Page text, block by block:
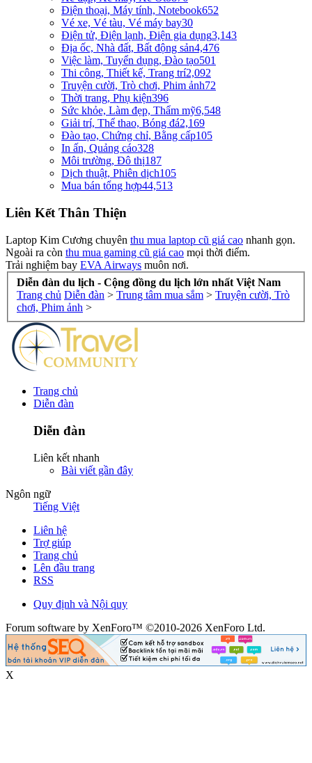
Điện thoại, Máy tính, Notebook652
Vé xe, Vé tàu, Vé máy bay30
Điện tử, Điện lạnh, Điện gia dụng3,143
Địa ốc, Nhà đất, Bất động sản4,476
Việc làm, Tuyển dụng, Đào tạo501
Thi công, Thiết kế, Trang trí2,092
Truyện cười, Trò chơi, Phim ảnh72
Thời trang, Phụ kiện396
Sức khỏe, Làm đẹp, Thẩm mỹ6,548
Giải trí, Thể thao, Bóng đá2,169
Đào tạo, Chứng chỉ, Bằng cấp105
In ấn, Quảng cáo328
Môi trường, Đô thị187
Dịch thuật, Phiên dịch105
Mua bán tổng hợp44,513
Liên Kết Thân Thiện
Laptop Kim Cương chuyên thu mua laptop cũ giá cao nhanh gọn.
Ngoài ra còn thu mua gaming cũ giá cao mọi thời điểm.
Trải nghiệm bay EVA Airways muôn nơi.
Diễn đàn du lịch - Cộng đồng du lịch lớn nhất Việt Nam
Trang chủ Diễn đàn > Trung tâm mua sắm > Truyện cười, Trò
chơi, Phim ảnh >
Trang chủ
Diễn đàn
Diễn đàn
Liên kết nhanh
Bài viết gần đây
Ngôn ngữ
Tiếng Việt
Liên hệ
Trợ giúp
Trang chủ
Lên đầu trang
RSS
Quy định và Nội quy
Forum software by XenForo™ ©2010-2026 XenForo Ltd.
X